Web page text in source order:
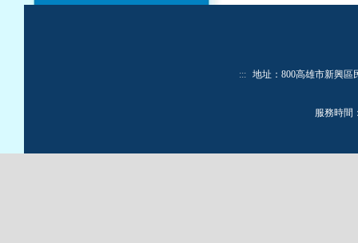
::: 地址：800高雄市新興區
服務時間